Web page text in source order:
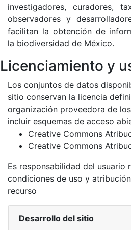
investigadores, curadores,
observadores y
facilitan la obtención de
la biodiversidad de México.
Licenciamiento y
Los conjuntos de datos
sitio conservan la licencia
organización proveedora de
incluir esquemas de acceso
Creative Commons
Creative Commons
Es responsabilidad del usuario
condiciones de uso y
recurso
Desarrollo del sitio